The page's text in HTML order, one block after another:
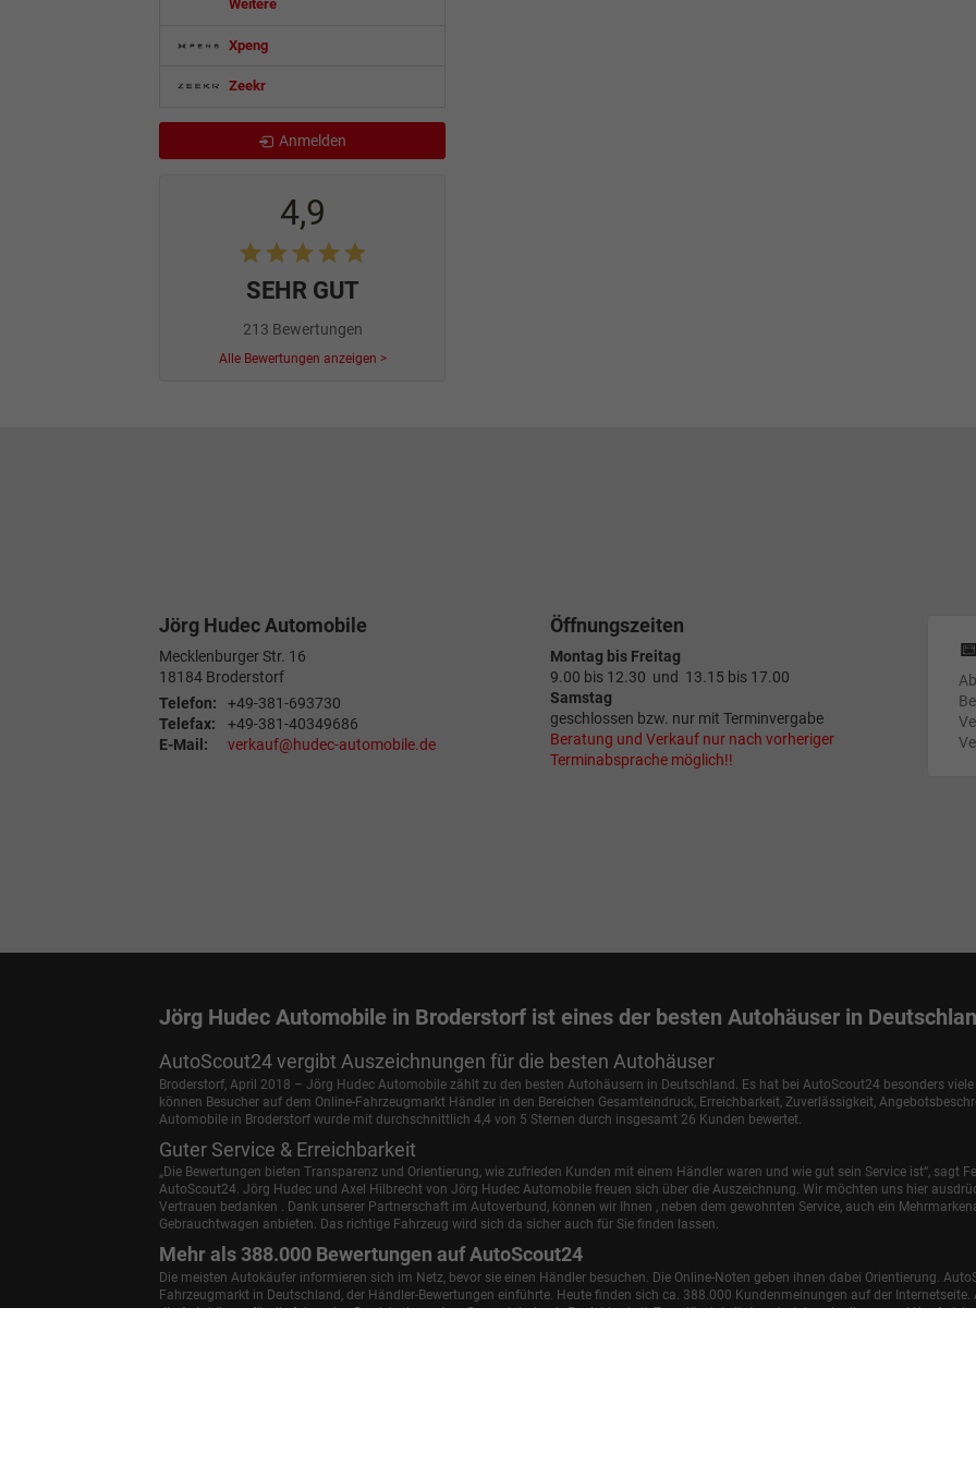
Weitere
Xpeng
Zeekr
Anmelden
4,9
SEHR GUT
213 Bewertungen
Alle Bewertungen anzeigen >
Jörg Hudec Automobile
Mecklenburger Str. 16
18184 Broderstorf
Telefon:
+49-381-693730
Telefax:
+49-381-40349686
E-Mail:
verkauf@hudec-automobile.de
Öffnungszeiten
Montag bis Freitag
9.00 bis 12.30 und 13.15 bis 17.00
Samstag
geschlossen bzw. nur mit Terminvergabe
Beratung und Verkauf nur nach vorheriger
Terminabsprache möglich!!
Jörg Hudec Automobile in Broderstorf ist eines der besten Autohäuser in
AutoScout24 vergibt Auszeichnungen für die besten Autohäuser
Broderstorf, April 2018 – Jörg Hudec Automobile zählt zu den besten Autohäusern in Deutschland. Es hat bei AutoScout24 besonders
können Besucher auf dem Online-Fahrzeugmarkt Händler in den Bereichen Gesamteindruck, Erreichbarkeit, Zuverlässigkeit,
Automobile in Broderstorf wurde mit durchschnittlich 4,4 von 5 Sternen durch insgesamt 26 Kunden bewertet.
Guter Service & Erreichbarkeit
„Die Bewertungen bieten Transparenz und Orientierung, wie zufrieden Kunden mit einem Händler waren und wie gut sein Service ist“, sagt
AutoScout24. Jörg Hudec und Axel Hilbrecht von Jörg Hudec Automobile freuen sich über die Auszeichnung. Wir möchten uns hier
Vertrauen bedanken . Dank unserer Partnerschaft im Autoverbund, können wir Ihnen , neben dem gewohnten Service, auch ein
Gebrauchtwagen anbieten. Das richtige Fahrzeug wird sich da sicher auch für Sie finden lassen.
Mehr als 388.000 Bewertungen auf AutoScout24
Die meisten Autokäufer informieren sich im Netz, bevor sie einen Händler besuchen. Die Online-Noten geben ihnen dabei Orientierung.
Fahrzeugmarkt in Deutschland, der Händler-Bewertungen einführte. Heute finden sich ca. 388.000 Kundenmeinungen auf der
die Autohäuser für die folgenden Bereiche bewerten: Gesamteindruck, Erreichbarkeit, Zuverlässigkeit, Angebotsbeschreibung und